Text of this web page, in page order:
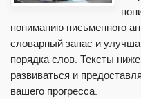
пониманию письменного
словарный запас и
порядка слов. Тексты
развиваться и
вашего прогресса.